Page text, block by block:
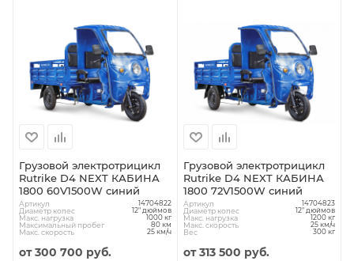
Грузовой электротрицикл
Rutrike D4 NEXT КАБИНА
1800 60V1500W синий
Артикул 14704822
Диаметр колес 12" дюймов
Макс. нагрузка 1000 кг
Максимальный пробег 80 км
Макс. скорость 25 км/ч
от300 700 руб.
Грузовой электротрицикл
Rutrike D4 NEXT КАБИНА
1800 72V1500W синий
Артикул 14704823
Диаметр колес 12" дюймов
Макс. нагрузка 1200 кг
Макс. скорость 25 км/ч
Вес 300 кг
от313 500 руб.